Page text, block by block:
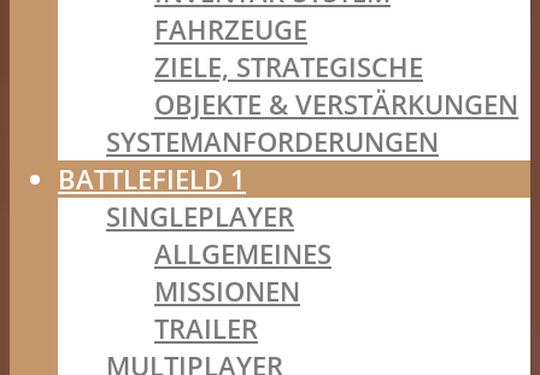
FAHRZEUGE
ZIELE, STRATEGISCHE
OBJEKTE & VERSTÄRKUNGEN
SYSTEMANFORDERUNGEN
BATTLEFIELD 1
SINGLEPLAYER
ALLGEMEINES
MISSIONEN
TRAILER
MULTIPLAYER